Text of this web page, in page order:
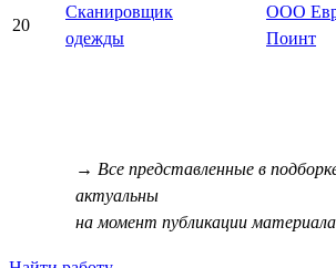
20
Сканировщик
одежды
ООО
Поинт
→ Все представленные в
актуальны
на момент публикации материала